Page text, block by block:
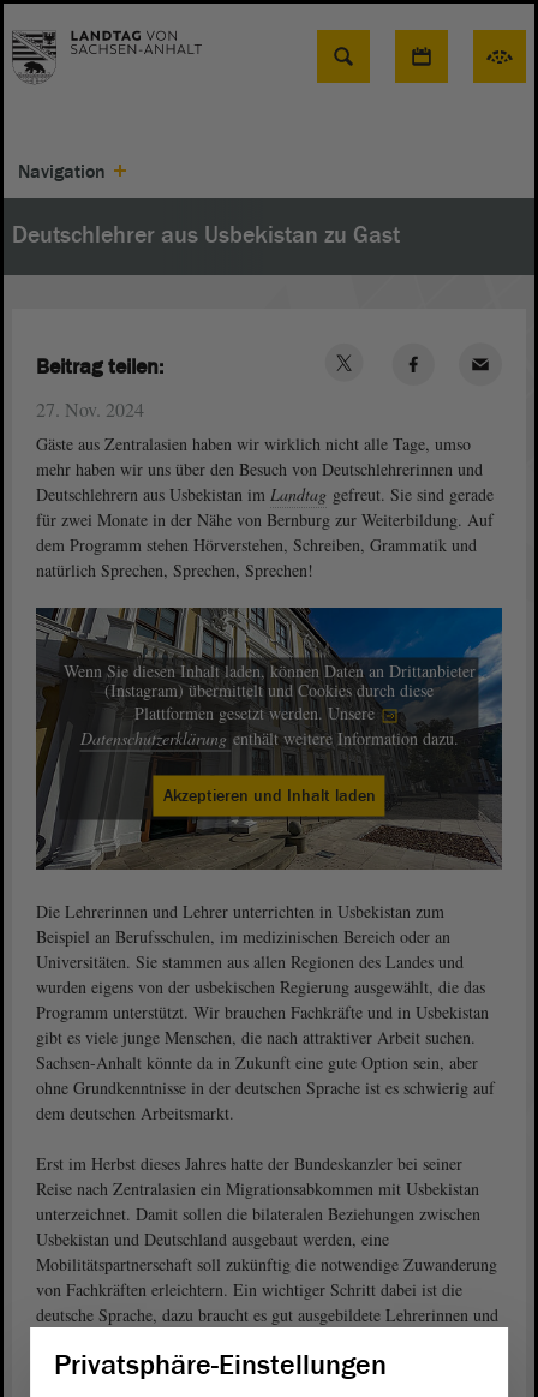
Suche
Navigation
Deutschlehrer aus Usbekistan zu Gast
27. Nov. 2024
Gäste aus Zentralasien haben wir wirklich nicht alle Tage, umso
mehr haben wir uns über den Besuch von Deutschlehrerinnen und
Deutschlehrern aus Usbekistan im Landtag gefreut. Sie sind gerade
für zwei Monate in der Nähe von Bernburg zur Weiterbildung. Auf
dem Programm stehen Hörverstehen, Schreiben, Grammatik und
natürlich Sprechen, Sprechen, Sprechen!
Wenn Sie diesen Inhalt laden, können Daten an Drittanbieter
(Instagram) übermittelt und Cookies durch diese
Plattformen gesetzt werden. Unsere
Datenschutzerklärung enthält weitere Information dazu.
Akzeptieren und Inhalt laden
Die Lehrerinnen und Lehrer unterrichten in Usbekistan zum
Beispiel an Berufsschulen, im medizinischen Bereich oder an
Universitäten. Sie stammen aus allen Regionen des Landes und
wurden eigens von der usbekischen Regierung ausgewählt, die das
Programm unterstützt. Wir brauchen Fachkräfte und in Usbekistan
gibt es viele junge Menschen, die nach attraktiver Arbeit suchen.
Sachsen-Anhalt könnte da in Zukunft eine gute Option sein, aber
ohne Grundkenntnisse in der deutschen Sprache ist es schwierig auf
dem deutschen Arbeitsmarkt.
Erst im Herbst dieses Jahres hatte der Bundeskanzler bei seiner
Reise nach Zentralasien ein Migrationsabkommen mit Usbekistan
unterzeichnet. Damit sollen die bilateralen Beziehungen zwischen
Usbekistan und Deutschland ausgebaut werden, eine
Mobilitätspartnerschaft soll zukünftig die notwendige Zuwanderung
von Fachkräften erleichtern. Ein wichtiger Schritt dabei ist die
deutsche Sprache, dazu braucht es gut ausgebildete Lehrerinnen und
werden.
Beitrag teilen:
Privatsphäre-Einstellungen